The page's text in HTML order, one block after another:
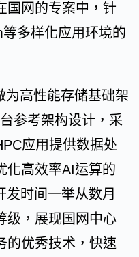
国网的专案中，针
多样化应用环境的
为高性能存储基础架
参考架构设计，采
应用提供数据处
化高效率AI运算的
发时间一举从数月
级，展现国网中心
的优秀技术，快速